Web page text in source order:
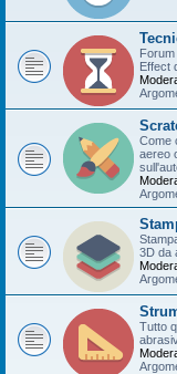
Effect
Come
aereo
3D da
Tutto